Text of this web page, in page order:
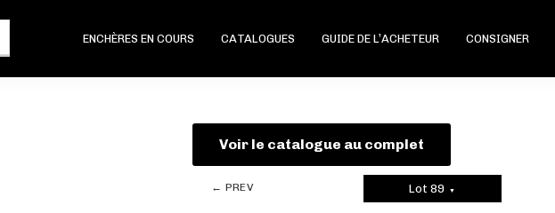
ENCHÈRES EN COURS CATALOGUES GUIDE DE L’ACHETEUR CONSIGNER
Voir le catalogue au complet
← PREV Lot 89 ▼